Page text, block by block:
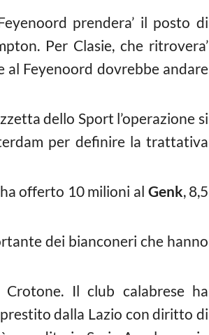
prendera’ il posto di
Per Clasie, che ritrovera’
Feyenoord dovrebbe andare
dello Sport l’operazione si
per definire la trattativa
offerto 10 milioni al Genk, 8,5
dei bianconeri che hanno
Il club calabrese ha
dalla Lazio con diritto di